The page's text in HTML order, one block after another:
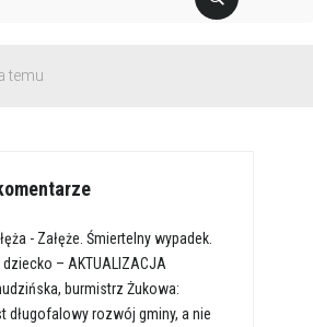
- Załęże. Śmiertelny wypadek.
– AKTUALIZACJA
burmistrz Żukowa:
długofalowy rozwój gminy, a nie